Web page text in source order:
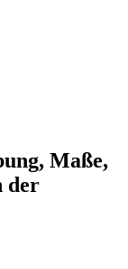
Maße,
der